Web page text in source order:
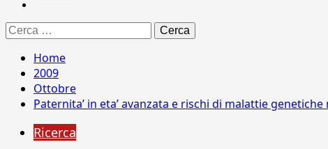
Ricerca
per:
Home
2009
Ottobre
Paternita’ in eta’ avanzata e rischi di malattie genetiche
Ricerca